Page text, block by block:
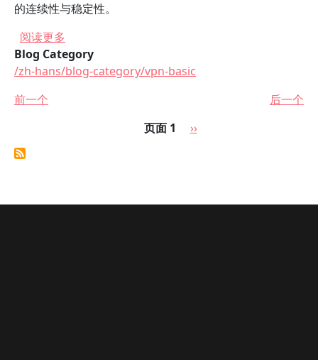
的连续性与稳定性。
阅读更多
Blog Category
/zh-hans/blog-category/vpn-basic
前一个
后一个
页面 1 下一页
››